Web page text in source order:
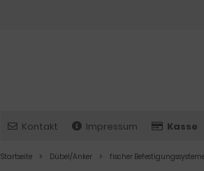
Kontakt Impressum Kasse
Startseite Dübel/Anker fischer